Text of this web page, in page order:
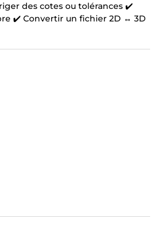
des cotes ou tolérances ✔️
✔️ Convertir un fichier 2D ↔ 3D
et proprement.
de base :